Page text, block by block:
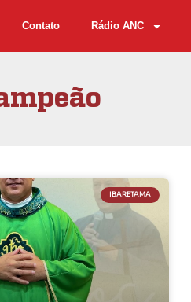
Contato Rádio ANC
IBARETAMA